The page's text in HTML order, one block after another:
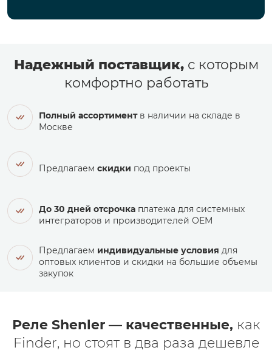
Надежный поставщик,с которым
комфортно работать
Полный ассортиментв наличии на складе в
Москве
Предлагаем скидки под проекты
До 30 дней отсрочка платежа для системных
интеграторов и производителей ОЕМ
Предлагаем индивидуальные условия для
оптовых клиентов и скидки на большие объемы
закупок
Реле Shenler — качественные, как
Finder, но стоят в два раза дешевле